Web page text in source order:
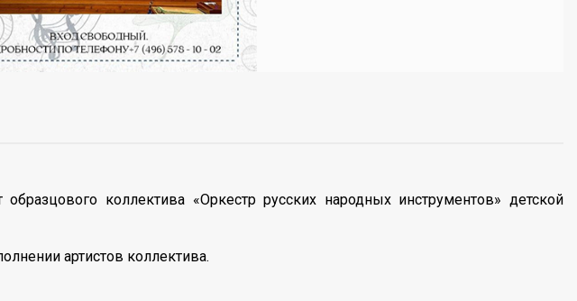
коллектива «Оркестр русских народных инструментов» детской
артистов коллектива.